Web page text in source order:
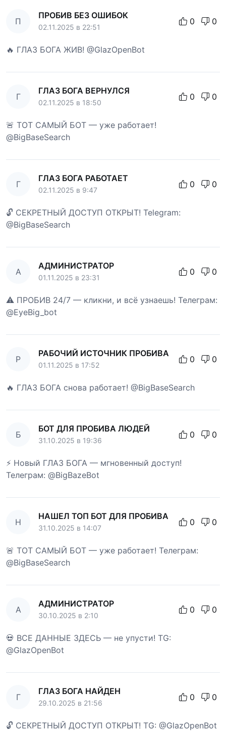
П
ПРОБИВ БЕЗ ОШИБОК
02.11.2025 в 22:51
0 0
🔥 ГЛАЗ БОГА ЖИВ! @GlazOpenBot
Г
ГЛАЗ БОГА ВЕРНУЛСЯ
02.11.2025 в 18:50
0 0
🚨 ТОТ САМЫЙ БОТ — уже работает!
@BigBaseSearch
Г
ГЛАЗ БОГА РАБОТАЕТ
02.11.2025 в 9:47
0 0
🔓 СЕКРЕТНЫЙ ДОСТУП ОТКРЫТ! Telegram:
@BigBaseSearch
А
АДМИНИСТРАТОР
01.11.2025 в 23:31
0 0
⚠️ ПРОБИВ 24/7 — кликни, и всё узнаешь! Телеграм:
@EyeBig_bot
Р
РАБОЧИЙ ИСТОЧНИК ПРОБИВА
01.11.2025 в 17:52
0 0
🔥 ГЛАЗ БОГА снова работает! @BigBaseSearch
Б
БОТ ДЛЯ ПРОБИВА ЛЮДЕЙ
31.10.2025 в 19:36
0 0
⚡ Новый ГЛАЗ БОГА — мгновенный доступ!
Телеграм: @BigBazeBot
Н
НАШЕЛ ТОП БОТ ДЛЯ ПРОБИВА
31.10.2025 в 14:07
0 0
🚨 ТОТ САМЫЙ БОТ — уже работает! Телеграм:
@BigBaseSearch
А
АДМИНИСТРАТОР
30.10.2025 в 2:10
0 0
💀 ВСЕ ДАННЫЕ ЗДЕСЬ — не упусти! TG:
@GlazOpenBot
Г
ГЛАЗ БОГА НАЙДЕН
29.10.2025 в 21:56
0 0
🔓 СЕКРЕТНЫЙ ДОСТУП ОТКРЫТ! TG: @GlazOpenBot